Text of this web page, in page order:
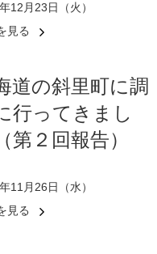
12月23日（火）
見る
道の斜里町に調
行ってきまし
第２回報告）
11月26日（水）
見る